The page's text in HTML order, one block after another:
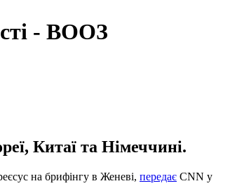
- ВООЗ
Китаї та Німеччині.
на брифінгу в Женеві, передає CNN у